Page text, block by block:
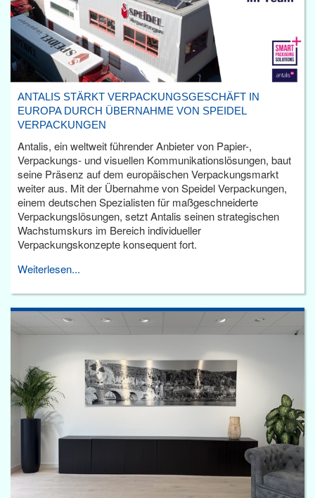
ANTALIS STÄRKT VERPACKUNGSGESCHÄFT IN
EUROPA DURCH ÜBERNAHME VON SPEIDEL
VERPACKUNGEN
Antalis, ein weltweit führender Anbieter von Papier-,
Verpackungs- und visuellen Kommunikationslösungen, baut
seine Präsenz auf dem europäischen Verpackungsmarkt
weiter aus. Mit der Übernahme von Speidel Verpackungen,
einem deutschen Spezialisten für maßgeschneiderte
Verpackungslösungen, setzt Antalis seinen strategischen
Wachstumskurs im Bereich individueller
Verpackungskonzepte konsequent fort.
Weiterlesen...